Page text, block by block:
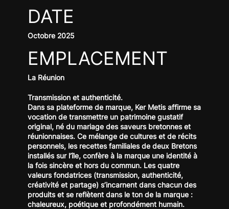
DATE
Octobre 2025
EMPLACEMENT
La Réunion
Transmission et authenticité.
Dans sa plateforme de marque, Ker Metis affirme sa
vocation de transmettre un patrimoine gustatif
original, né du mariage des saveurs bretonnes et
réunionnaises. Ce mélange de cultures et de récits
personnels, les recettes familiales de deux Bretons
installés sur l’île, confère à la marque une identité à
la fois sincère et hors du commun. Les quatre
valeurs fondatrices (transmission, authenticité,
créativité et partage) s’incarnent dans chacun des
produits et se reflètent dans le ton de la marque :
chaleureux, poétique et profondément humain.